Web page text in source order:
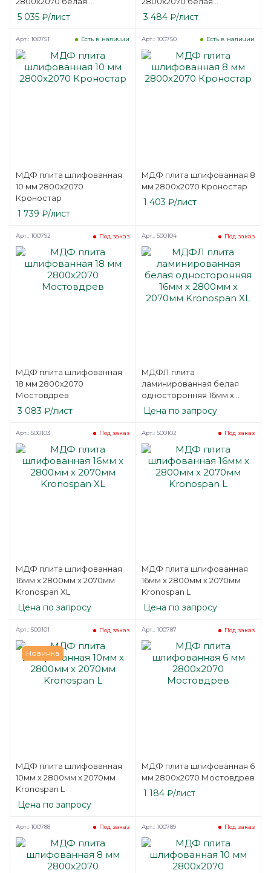
односторонняя
Мостовдрев
5 035 ₽/лист
односторонняя
Мостовдрев
3 484₽/лист
МДФ плита шлифованная
10 мм 2800х2070
Кроностар
Есть в наличии
Арт.: 100751
1 739 ₽/лист
МДФ плита шлифованная 8
мм 2800х2070 Кроностар
Есть в наличии
Арт.: 100750
1 403 ₽/лист
МДФ плита шлифованная
18 мм 2800х2070
Мостовдрев
Под заказ
Арт.: 100792
3 083 ₽/лист
МДФЛ плита
ламинированная белая
односторонняя 16мм x
2800мм х 2070мм
Kronospan XL
Под заказ
Арт.: 500104
Цена по запросу
МДФ плита шлифованная
16мм х 2800мм х 2070мм
Kronospan XL
Под заказ
Арт.: 500103
Цена по запросу
МДФ плита шлифованная
16мм х 2800мм х 2070мм
Kronospan L
Под заказ
Арт.: 500102
Цена по запросу
Новинка
МДФ плита шлифованная
10мм х 2800мм х 2070мм
Kronospan L
Под заказ
Арт.: 500101
Цена по запросу
МДФ плита шлифованная 6
мм 2800х2070 Мостовдрев
Под заказ
Арт.: 100787
1 184₽/лист
Под заказ
Арт.: 100788 Под заказ
Арт.: 100789